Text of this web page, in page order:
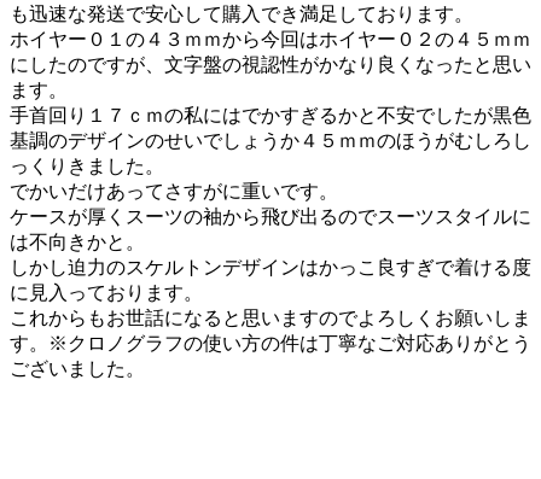
も迅速な発送で安心して購入でき満足しております。
ホイヤー０１の４３ｍｍから今回はホイヤー０２の４５ｍｍ
にしたのですが、文字盤の視認性がかなり良くなったと思い
ます。
手首回り１７ｃｍの私にはでかすぎるかと不安でしたが黒色
基調のデザインのせいでしょうか４５ｍｍのほうがむしろし
っくりきました。
でかいだけあってさすがに重いです。
ケースが厚くスーツの袖から飛び出るのでスーツスタイルに
は不向きかと。
しかし迫力のスケルトンデザインはかっこ良すぎで着ける度
に見入っております。
これからもお世話になると思いますのでよろしくお願いしま
す。※クロノグラフの使い方の件は丁寧なご対応ありがとう
ございました。